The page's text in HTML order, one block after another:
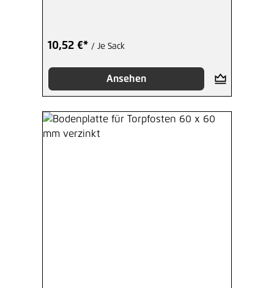
10,52 €* / Je Sack
Ansehen